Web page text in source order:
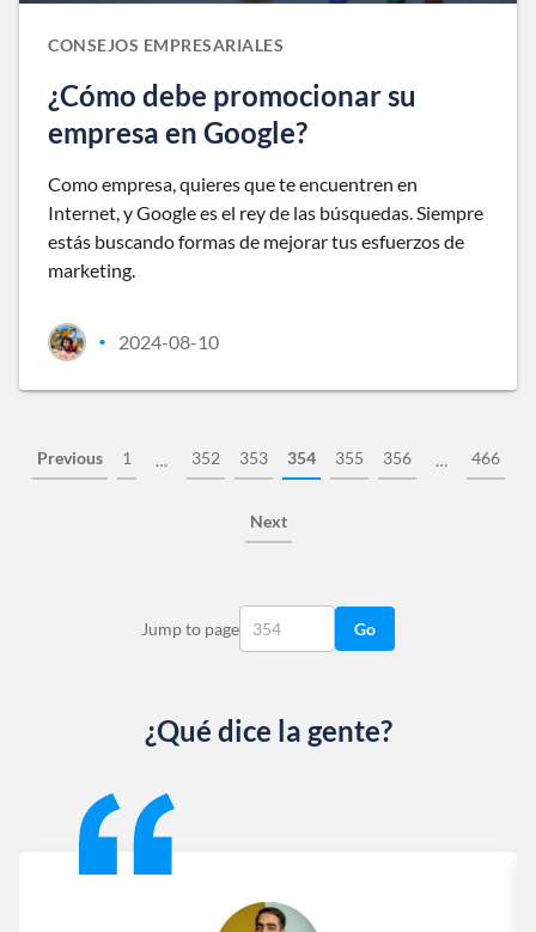
CONSEJOS EMPRESARIALES
¿Cómo debe promocionar su
empresa en Google?
Como empresa, quieres que te encuentren en
Internet, y Google es el rey de las búsquedas. Siempre
estás buscando formas de mejorar tus esfuerzos de
marketing.
• 2024-08-10
Previous 1 … 352 353 354 355 356 … 466
Next
Jump to page Go
¿Qué dice la gente?